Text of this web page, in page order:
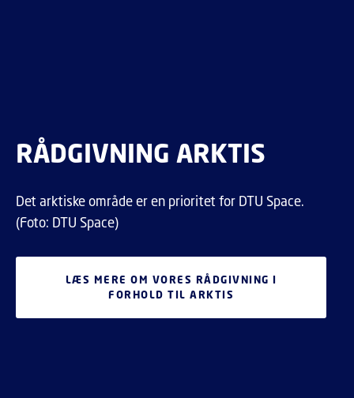
RÅDGIVNING ARKTIS
Det arktiske område er en prioritet for DTU Space.
(Foto: DTU Space)
LÆS MERE OM VORES RÅDGIVNING I
FORHOLD TIL ARKTIS